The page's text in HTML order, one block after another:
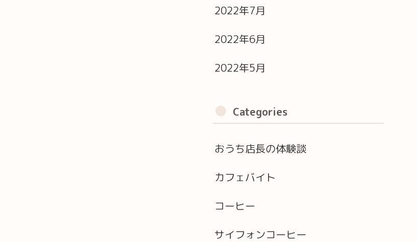
2022年7月
2022年6月
2022年5月
Categories
おうち店長の体験談
カフェバイト
コーヒー
サイフォンコーヒー